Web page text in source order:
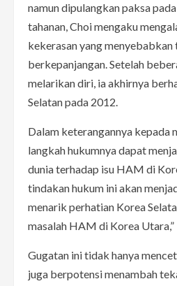
namun dipulangkan paksa
tahanan, Choi mengaku
kekerasan yang menyebabkan
berkepanjangan. Setelah
melarikan diri, ia akhirnya
Selatan pada 2012.
Dalam keterangannya kepada
langkah hukumnya dapat
dunia terhadap isu HAM di
tindakan hukum ini akan
menarik perhatian Korea
masalah HAM di Korea
Gugatan ini tidak hanya
juga berpotensi menambah